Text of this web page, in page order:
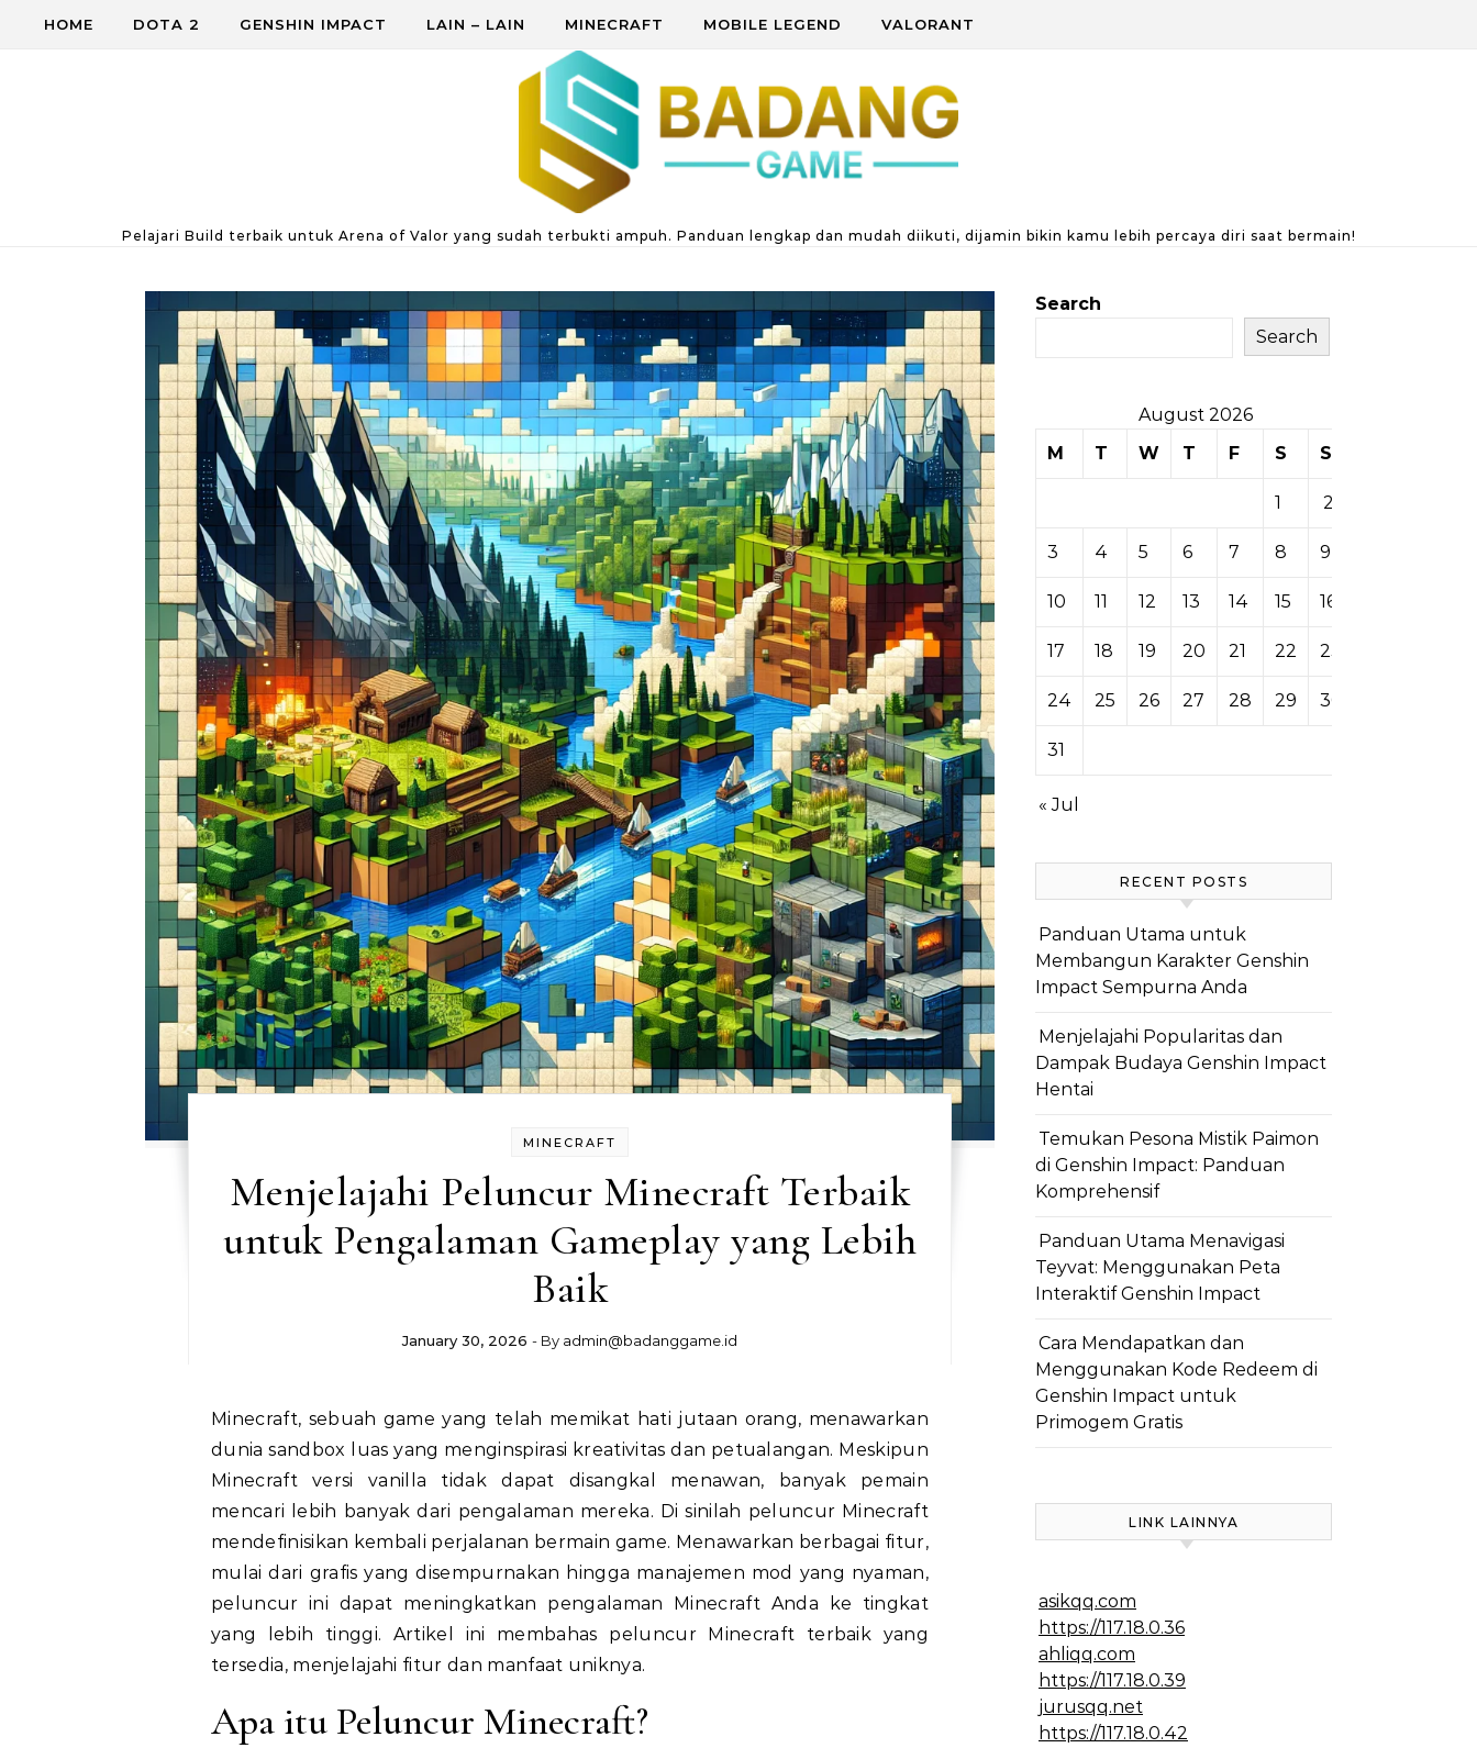
HOME DOTA 2 GENSHIN IMPACT LAIN – LAIN MINECRAFT MOBILE LEGEND VALORANT
Pelajari Build terbaik untuk Arena of Valor yang sudah terbukti ampuh. Panduan lengkap dan mudah diikuti, dijamin bikin kamu lebih percaya diri saat bermain!
MINECRAFT
Menjelajahi Peluncur Minecraft Terbaik
untuk Pengalaman Gameplay yang Lebih
Baik
January 30, 2026 - By admin@badanggame.id
Minecraft, sebuah game yang telah memikat hati jutaan orang, menawarkan
dunia sandbox luas yang menginspirasi kreativitas dan petualangan. Meskipun
Minecraft versi vanilla tidak dapat disangkal menawan, banyak pemain
mencari lebih banyak dari pengalaman mereka. Di sinilah peluncur Minecraft
mendefinisikan kembali perjalanan bermain game. Menawarkan berbagai fitur,
mulai dari grafis yang disempurnakan hingga manajemen mod yang nyaman,
peluncur ini dapat meningkatkan pengalaman Minecraft Anda ke tingkat
yang lebih tinggi. Artikel ini membahas peluncur Minecraft terbaik yang
tersedia, menjelajahi fitur dan manfaat uniknya.
Apa itu Peluncur Minecraft?
Search
Search
August 2026
M
T W T F S S
1 2
3 4 5 6 7 8 9
10 11 12 13 14 15 16
17 18 19 20 21 22 23
24 25 26 27 28 29 30
31
« Jul
RECENT POSTS
Panduan Utama untuk
Membangun Karakter Genshin
Impact Sempurna Anda
Menjelajahi Popularitas dan
Dampak Budaya Genshin Impact
Hentai
Temukan Pesona Mistik Paimon
di Genshin Impact: Panduan
Komprehensif
Panduan Utama Menavigasi
Teyvat: Menggunakan Peta
Interaktif Genshin Impact
Cara Mendapatkan dan
Menggunakan Kode Redeem di
Genshin Impact untuk
Primogem Gratis
LINK LAINNYA
asikqq.com
https://117.18.0.36
ahliqq.com
https://117.18.0.39
jurusqq.net
https://117.18.0.42